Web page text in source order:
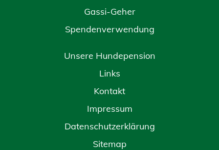
Gassi-Geher
Spendenverwendung
Unsere Hundepension
Links
Kontakt
Impressum
Datenschutzerklärung
Sitemap